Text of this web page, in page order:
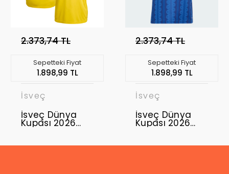
2.373,74 TL
Sepetteki Fiyat
1.898,99 TL
İsveç
İsveç Dünya
Kupası 2026
Forma Home
2.373,74 TL
Sepetteki Fiyat
1.898,99 TL
İsveç
İsveç Dünya
Kupası 2026
Forma Away